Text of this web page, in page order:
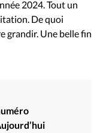
2024. Tout un
De quoi
grandir. Une belle fin